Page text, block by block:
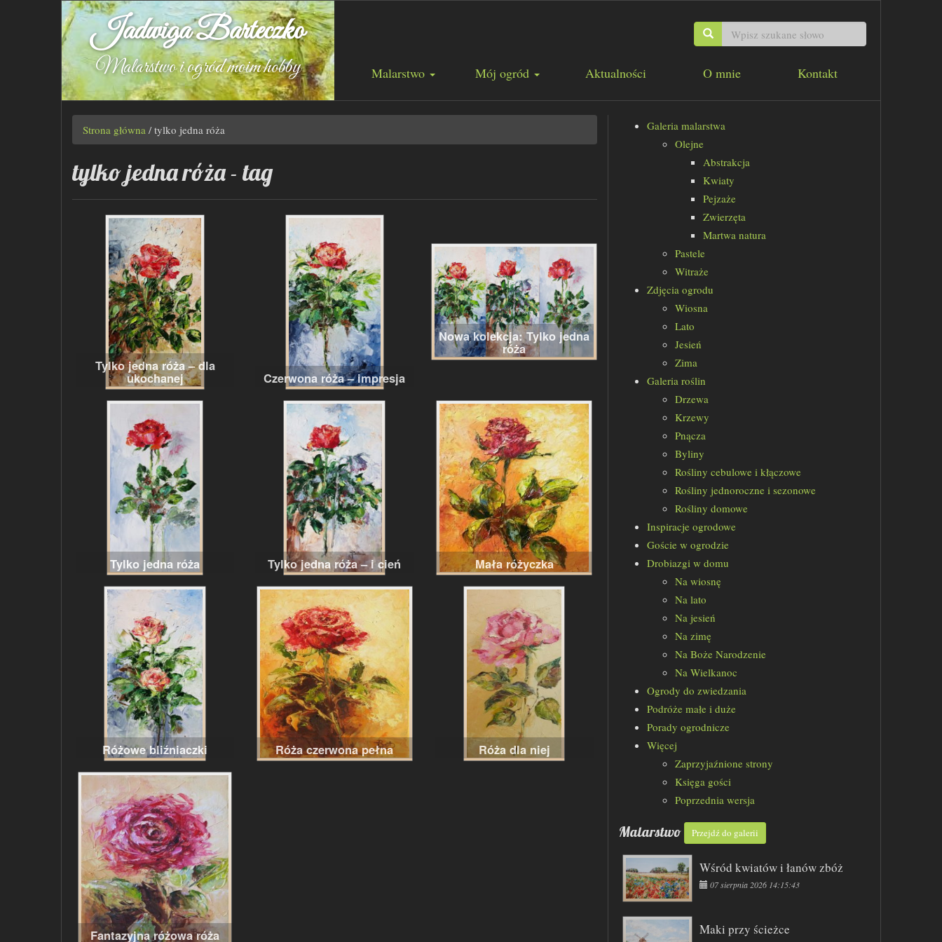
Jadwiga Barteczko
Malarstwo i ogród moim hobby Malarstwo Mój ogród Aktualności O mnie Kontakt
Strona główna / tylko jedna róża
tylko jedna róża - tag
Tylko jedna róża – dla
ukochanej Czerwona róża – impresja
Nowa kolekcja: Tylko jedna
róża
Tylko jedna róża Tylko jedna róża – i cień Mała różyczka
Różowe bliźniaczki Róża czerwona pełna Róża dla niej
Fantazyjna różowa róża
Galeria malarstwa
Olejne
Abstrakcja
Kwiaty
Pejzaże
Zwierzęta
Martwa natura
Pastele
Witraże
Zdjęcia ogrodu
Wiosna
Lato
Jesień
Zima
Galeria roślin
Drzewa
Krzewy
Pnącza
Byliny
Rośliny cebulowe i kłączowe
Rośliny jednoroczne i sezonowe
Rośliny domowe
Inspiracje ogrodowe
Goście w ogrodzie
Drobiazgi w domu
Na wiosnę
Na lato
Na jesień
Na zimę
Na Boże Narodzenie
Na Wielkanoc
Ogrody do zwiedzania
Podróże małe i duże
Porady ogrodnicze
Więcej
Zaprzyjaźnione strony
Księga gości
Poprzednia wersja
Malarstwo Przejdź do galerii
Wśród kwiatów i łanów zbóż
07 sierpnia 2026 14:15:43
Maki przy ścieżce